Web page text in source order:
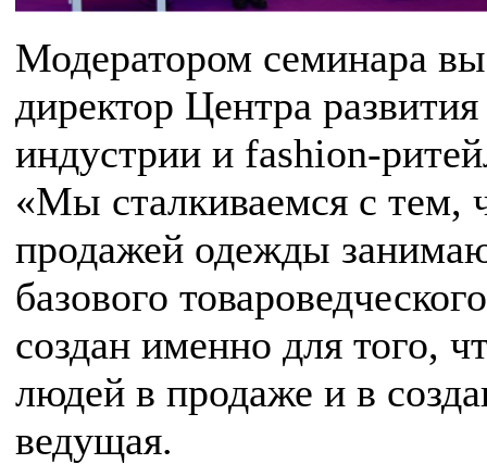
Модератором семинара
директор Центра
индустрии и fashion-
«Мы сталкиваемся с тем,
продажей одежды
базового
создан именно для того,
людей в продаже и в
ведущая.